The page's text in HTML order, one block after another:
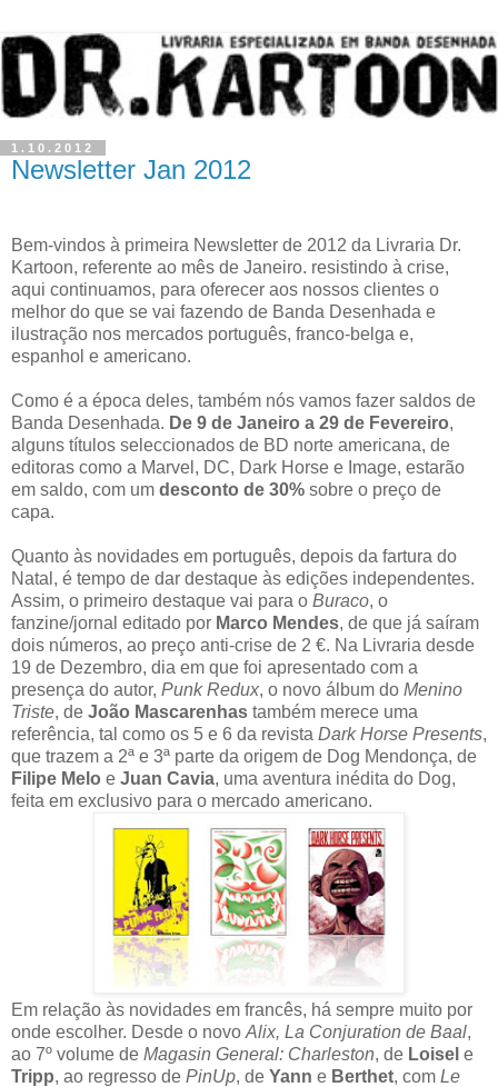
1.10.2012
Newsletter Jan 2012
Bem-vindos à primeira Newsletter de 2012 da Livraria Dr.
Kartoon, referente ao mês de Janeiro. resistindo à crise,
aqui continuamos, para oferecer aos nossos clientes o
melhor do que se vai fazendo de Banda Desenhada e
ilustração nos mercados português, franco-belga e,
espanhol e americano.
Como é a época deles, também nós vamos fazer saldos de
Banda Desenhada. De 9 de Janeiro a 29 de Fevereiro,
alguns títulos seleccionados de BD norte americana, de
editoras como a Marvel, DC, Dark Horse e Image, estarão
em saldo, com um desconto de 30% sobre o preço de
capa.
Quanto às novidades em português, depois da fartura do
Natal, é tempo de dar destaque às edições independentes.
Assim, o primeiro destaque vai para o Buraco, o
fanzine/jornal editado por Marco Mendes, de que já saíram
dois números, ao preço anti-crise de 2 €. Na Livraria desde
19 de Dezembro, dia em que foi apresentado com a
presença do autor, Punk Redux, o novo álbum do Menino
Triste, de João Mascarenhas também merece uma
referência, tal como os 5 e 6 da revista Dark Horse Presents,
que trazem a 2ª e 3ª parte da origem de Dog Mendonça, de
Filipe Melo e Juan Cavia, uma aventura inédita do Dog,
feita em exclusivo para o mercado americano.
Em relação às novidades em francês, há sempre muito por
onde escolher. Desde o novo Alix, La Conjuration de Baal,
ao 7º volume de Magasin General: Charleston, de Loisel e
Tripp, ao regresso de PinUp, de Yann e Berthet, com Le